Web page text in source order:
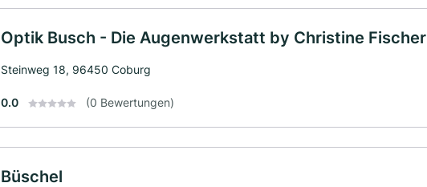
Optik Busch - Die Augenwerkstatt by Christine Fischer
Steinweg 18, 96450 Coburg
0.0 (0 Bewertungen)
Büschel